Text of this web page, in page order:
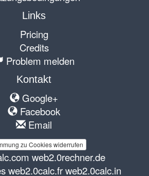
Links
Pricing
Credits
Problem melden
Kontakt
Google+
Facebook
Email
zu Cookies widerrufen
web2.0rechner.de
web2.0calc.fr web2.0calc.in